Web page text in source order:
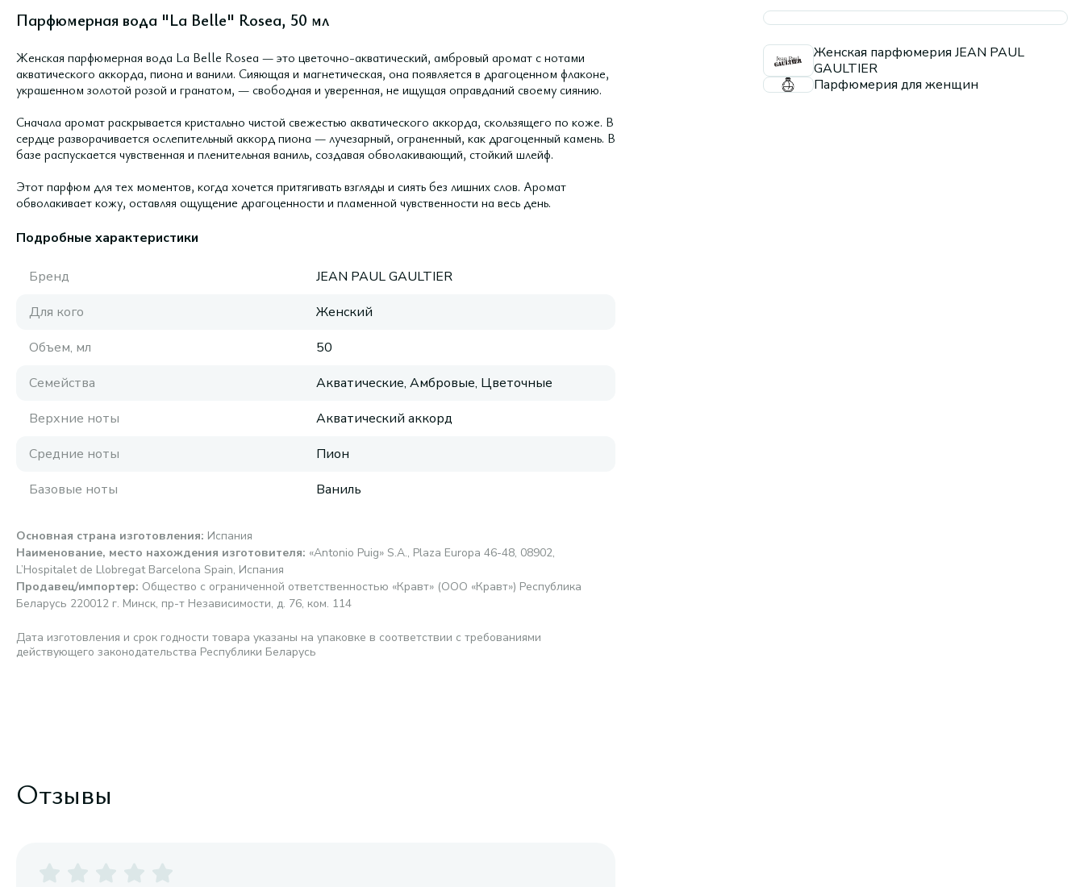
Парфюмерная вода "La Belle" Rosea, 50 мл
Женская парфюмерная вода La Belle Rosea — это цветочно-акватический, амбровый аромат с нотами
акватического аккорда, пиона и ванили. Сияющая и магнетическая, она появляется в драгоценном флаконе,
украшенном золотой розой и гранатом, — свободная и уверенная, не ищущая оправданий своему сиянию.
Сначала аромат раскрывается кристально чистой свежестью акватического аккорда, скользящего по коже. В
сердце разворачивается ослепительный аккорд пиона — лучезарный, ограненный, как драгоценный камень. В
базе распускается чувственная и пленительная ваниль, создавая обволакивающий, стойкий шлейф.
Этот парфюм для тех моментов, когда хочется притягивать взгляды и сиять без лишних слов. Аромат
обволакивает кожу, оставляя ощущение драгоценности и пламенной чувственности на весь день.
Подробные характеристики
Бренд
JEAN PAUL GAULTIER
Для кого
Женский
Объем, мл
50
Семейства
Акватические, Амбровые, Цветочные
Верхние ноты
Акватический аккорд
Средние ноты
Пион
Базовые ноты
Ваниль
Основная страна изготовления: Испания
Наименование, место нахождения изготовителя: «Antonio Puig» S.A., Plaza Europa 46-48, 08902,
L’Hospitalet de Llobregat Barcelona Spain, Испания
Продавец/импортер: Общество с ограниченной ответственностью «Кравт» (ООО «Кравт») Республика
Беларусь 220012 г. Минск, пр-т Независимости, д. 76, ком. 114
Дата изготовления и срок годности товара указаны на упаковке в соответствии с требованиями
действующего законодательства Республики Беларусь
Женская парфюмерия JEAN PAUL
GAULTIER
Парфюмерия для женщин
Отзывы